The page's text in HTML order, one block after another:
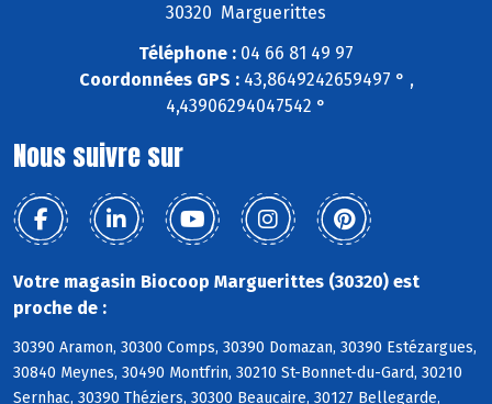
30320 Marguerittes
Téléphone : 04 66 81 49 97
Coordonnées GPS :43,8649242659497 ° ,
4,43906294047542 °
Nous suivre sur
Votre magasin Biocoop Marguerittes (30320) est
proche de :
30390 Aramon, 30300 Comps, 30390 Domazan, 30390 Estézargues,
30840 Meynes, 30490 Montfrin, 30210 St-Bonnet-du-Gard, 30210
Sernhac, 30390 Théziers, 30300 Beaucaire, 30127 Bellegarde,